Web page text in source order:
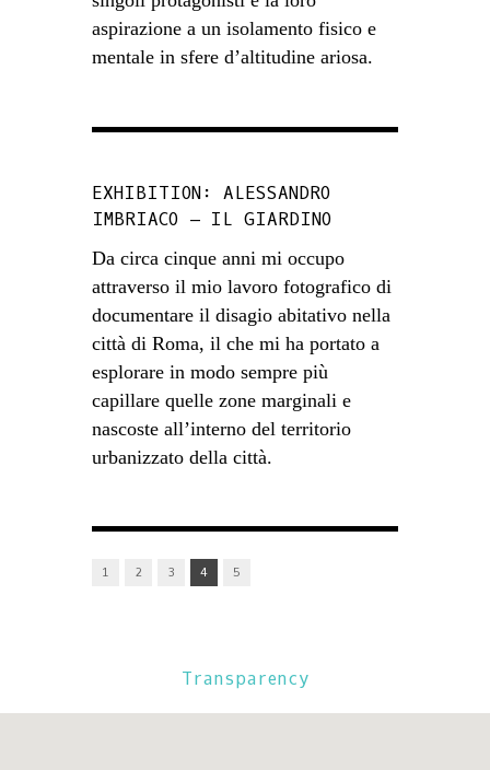
aspirazione a un isolamento fisico e
mentale in sfere d’altitudine ariosa.
EXHIBITION: ALESSANDRO
IMBRIACO – IL GIARDINO
Da circa cinque anni mi occupo
attraverso il mio lavoro fotografico di
documentare il disagio abitativo nella
città di Roma, il che mi ha portato a
esplorare in modo sempre più
capillare quelle zone marginali e
nascoste all’interno del territorio
urbanizzato della città.
1 2 3 4 5
Transparency